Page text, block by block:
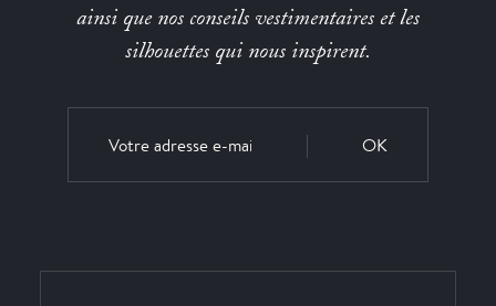
ainsi que nos conseils vestimentaires et les
silhouettes qui nous inspirent.
OK